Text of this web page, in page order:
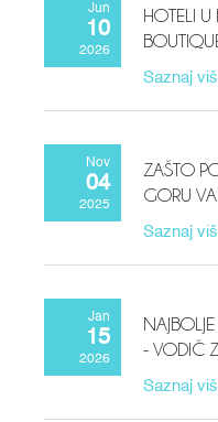
Jun
10
2026
HOTELI U
Saznaj
Nov
04
2025
ZAŠTO
GORU
Saznaj
Jan
15
2026
- VODIČ
Saznaj